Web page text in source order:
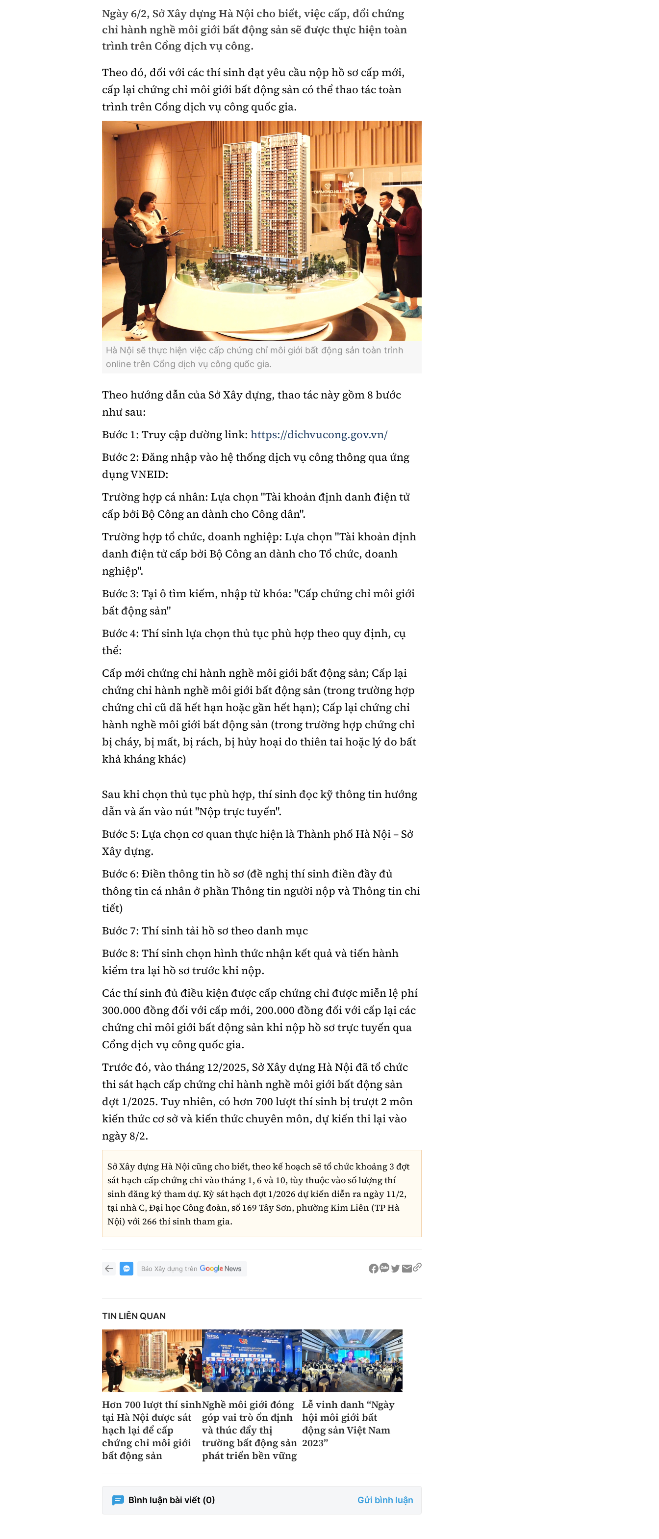
Ngày 6/2, Sở Xây dựng Hà Nội cho biết, việc cấp, đổi chứng
chỉ hành nghề môi giới bất động sản sẽ được thực hiện toàn
trình trên Cổng dịch vụ công.
Theo đó, đối với các thí sinh đạt yêu cầu nộp hồ sơ cấp mới,
cấp lại chứng chỉ môi giới bất động sản có thể thao tác toàn
trình trên Cổng dịch vụ công quốc gia.
Hà Nội sẽ thực hiện việc cấp chứng chỉ môi giới bất động sản toàn trình
online trên Cổng dịch vụ công quốc gia.
Theo hướng dẫn của Sở Xây dựng, thao tác này gồm 8 bước
như sau:
Bước 1: Truy cập đường link: https://dichvucong.gov.vn/
Bước 2: Đăng nhập vào hệ thống dịch vụ công thông qua ứng
dụng VNEID:
Trường hợp cá nhân: Lựa chọn "Tài khoản định danh điện tử
cấp bởi Bộ Công an dành cho Công dân".
Trường hợp tổ chức, doanh nghiệp: Lựa chọn "Tài khoản định
danh điện tử cấp bởi Bộ Công an dành cho Tổ chức, doanh
nghiệp".
Bước 3: Tại ô tìm kiếm, nhập từ khóa: "Cấp chứng chỉ môi giới
bất động sản"
Bước 4: Thí sinh lựa chọn thủ tục phù hợp theo quy định, cụ
thể:
Cấp mới chứng chỉ hành nghề môi giới bất động sản; Cấp lại
chứng chỉ hành nghề môi giới bất động sản (trong trường hợp
chứng chỉ cũ đã hết hạn hoặc gần hết hạn); Cấp lại chứng chỉ
hành nghề môi giới bất động sản (trong trường hợp chứng chỉ
bị cháy, bị mất, bị rách, bị hủy hoại do thiên tai hoặc lý do bất
khả kháng khác)
Sau khi chọn thủ tục phù hợp, thí sinh đọc kỹ thông tin hướng
dẫn và ấn vào nút "Nộp trực tuyến".
Bước 5: Lựa chọn cơ quan thực hiện là Thành phố Hà Nội – Sở
Xây dựng.
Bước 6: Điền thông tin hồ sơ (đề nghị thí sinh điền đầy đủ
thông tin cá nhân ở phần Thông tin người nộp và Thông tin chi
tiết)
Bước 7: Thí sinh tải hồ sơ theo danh mục
Bước 8: Thí sinh chọn hình thức nhận kết quả và tiến hành
kiểm tra lại hồ sơ trước khi nộp.
Các thí sinh đủ điều kiện được cấp chứng chỉ được miễn lệ phí
300.000 đồng đối với cấp mới, 200.000 đồng đối với cấp lại các
chứng chỉ môi giới bất động sản khi nộp hồ sơ trực tuyến qua
Cổng dịch vụ công quốc gia.
Trước đó, vào tháng 12/2025, Sở Xây dựng Hà Nội đã tổ chức
thi sát hạch cấp chứng chỉ hành nghề môi giới bất động sản
đợt 1/2025. Tuy nhiên, có hơn 700 lượt thí sinh bị trượt 2 môn
kiến thức cơ sở và kiến thức chuyên môn, dự kiến thi lại vào
ngày 8/2.
Sở Xây dựng Hà Nội cũng cho biết, theo kế hoạch sẽ tổ chức khoảng 3 đợt
sát hạch cấp chứng chỉ vào tháng 1, 6 và 10, tùy thuộc vào số lượng thí
sinh đăng ký tham dự. Kỳ sát hạch đợt 1/2026 dự kiến diễn ra ngày 11/2,
tại nhà C, Đại học Công đoàn, số 169 Tây Sơn, phường Kim Liên (TP Hà
Nội) với 266 thí sinh tham gia.
Báo Xây dựng trên
TIN LIÊN QUAN
Hơn 700 lượt thí sinh
tại Hà Nội được sát
hạch lại để cấp
chứng chỉ môi giới
bất động sản
Nghề môi giới đóng
góp vai trò ổn định
và thúc đẩy thị
trường bất động sản
phát triển bền vững
Lễ vinh danh “Ngày
hội môi giới bất
động sản Việt Nam
2023”
Bình luận bài viết (0) Gửi bình luận